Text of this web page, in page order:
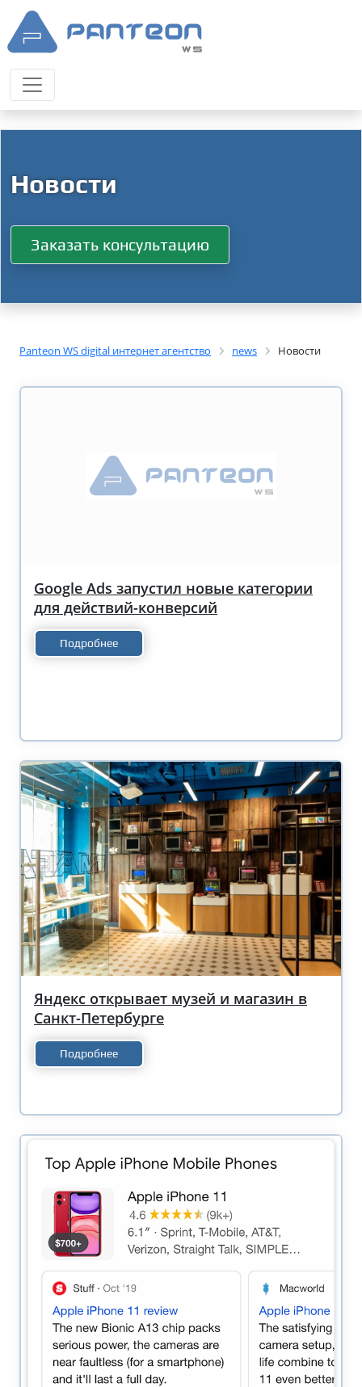
Новости
Заказать консультацию
Panteon WS digital интернет агентство news Новости
Google Ads запустил новые категории
для действий-конверсий
Подробнее
Яндекс открывает музей и магазин в
Санкт-Петербурге
Подробнее